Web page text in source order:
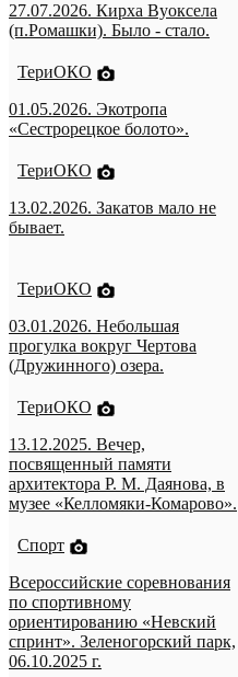
27.07.2026. Кирха Вуоксела
(п.Ромашки). Было - стало.
ТериОКО
01.05.2026. Экотропа
«Сестрорецкое болото».
ТериОКО
13.02.2026. Закатов мало не
бывает.
ТериОКО
03.01.2026. Небольшая
прогулка вокруг Чертова
(Дружинного) озера.
ТериОКО
13.12.2025. Вечер,
посвященный памяти
архитектора Р. М. Даянова, в
музее «Келломяки-Комарово».
Спорт
Всероссийские соревнования
по спортивному
ориентированию «Невский
спринт». Зеленогорский парк,
06.10.2025 г.